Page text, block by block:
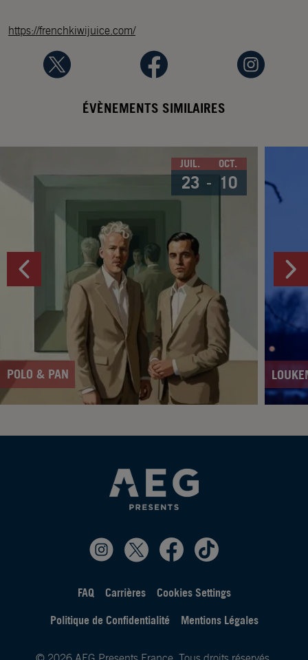
https://frenchkiwijuice.com/
ÉVÈNEMENTS SIMILAIRES
POLO & PAN
JUIL.
23
OCT.
10
FAQ Carrières
Cookies Settings
Politique de Confidentialité
Mentions Légales